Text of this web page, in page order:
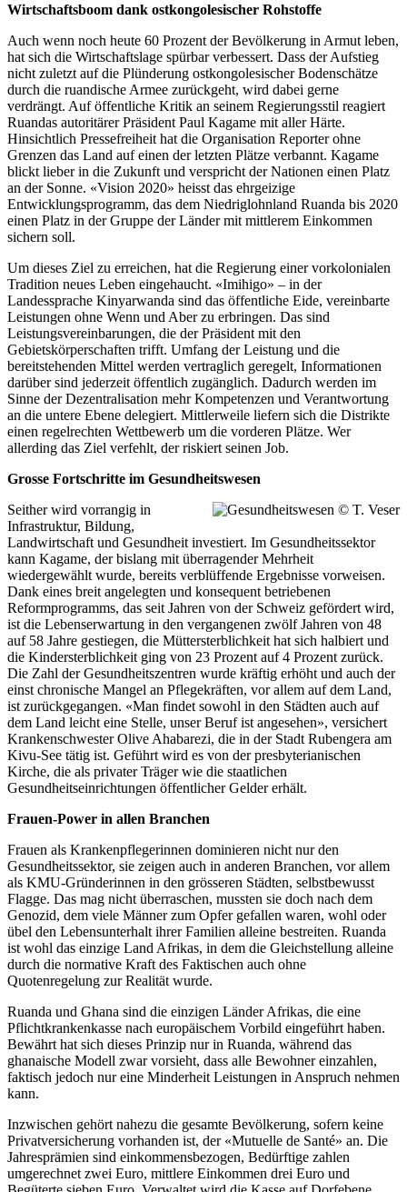
Wirtschaftsboom dank ostkongolesischer Rohstoffe
Auch wenn noch heute 60 Prozent der Bevölkerung in Armut leben,
hat sich die Wirtschaftslage spürbar verbessert. Dass der Aufstieg
nicht zuletzt auf die Plünderung ostkongolesischer Bodenschätze
durch die ruandische Armee zurückgeht, wird dabei gerne
verdrängt. Auf öffentliche Kritik an seinem Regierungsstil reagiert
Ruandas autoritärer Präsident Paul Kagame mit aller Härte.
Hinsichtlich Pressefreiheit hat die Organisation Reporter ohne
Grenzen das Land auf einen der letzten Plätze verbannt. Kagame
blickt lieber in die Zukunft und verspricht der Nationen einen Platz
an der Sonne. «Vision 2020» heisst das ehrgeizige
Entwicklungsprogramm, das dem Niedriglohnland Ruanda bis 2020
einen Platz in der Gruppe der Länder mit mittlerem Einkommen
sichern soll.
Um dieses Ziel zu erreichen, hat die Regierung einer vorkolonialen
Tradition neues Leben eingehaucht. «Imihigo» – in der
Landessprache Kinyarwanda sind das öffentliche Eide, vereinbarte
Leistungen ohne Wenn und Aber zu erbringen. Das sind
Leistungsvereinbarungen, die der Präsident mit den
Gebietskörperschaften trifft. Umfang der Leistung und die
bereitstehenden Mittel werden vertraglich geregelt, Informationen
darüber sind jederzeit öffentlich zugänglich. Dadurch werden im
Sinne der Dezentralisation mehr Kompetenzen und Verantwortung
an die untere Ebene delegiert. Mittlerweile liefern sich die Distrikte
einen regelrechten Wettbewerb um die vorderen Plätze. Wer
allerding das Ziel verfehlt, der riskiert seinen Job.
Grosse Fortschritte im Gesundheitswesen
Seither wird vorrangig in
Infrastruktur, Bildung,
Landwirtschaft und Gesundheit investiert. Im Gesundheitssektor
kann Kagame, der bislang mit überragender Mehrheit
wiedergewählt wurde, bereits verblüffende Ergebnisse vorweisen.
Dank eines breit angelegten und konsequent betriebenen
Reformprogramms, das seit Jahren von der Schweiz gefördert wird,
ist die Lebenserwartung in den vergangenen zwölf Jahren von 48
auf 58 Jahre gestiegen, die Müttersterblichkeit hat sich halbiert und
die Kindersterblichkeit ging von 23 Prozent auf 4 Prozent zurück.
Die Zahl der Gesundheitszentren wurde kräftig erhöht und auch der
einst chronische Mangel an Pflegekräften, vor allem auf dem Land,
ist zurückgegangen. «Man findet sowohl in den Städten auch auf
dem Land leicht eine Stelle, unser Beruf ist angesehen», versichert
Krankenschwester Olive Ahabarezi, die in der Stadt Rubengera am
Kivu-See tätig ist. Geführt wird es von der presbyterianischen
Kirche, die als privater Träger wie die staatlichen
Gesundheitseinrichtungen öffentlicher Gelder erhält.
Frauen-Power in allen Branchen
Frauen als Krankenpflegerinnen dominieren nicht nur den
Gesundheitssektor, sie zeigen auch in anderen Branchen, vor allem
als KMU-Gründerinnen in den grösseren Städten, selbstbewusst
Flagge. Das mag nicht überraschen, mussten sie doch nach dem
Genozid, dem viele Männer zum Opfer gefallen waren, wohl oder
übel den Lebensunterhalt ihrer Familien alleine bestreiten. Ruanda
ist wohl das einzige Land Afrikas, in dem die Gleichstellung alleine
durch die normative Kraft des Faktischen auch ohne
Quotenregelung zur Realität wurde.
Ruanda und Ghana sind die einzigen Länder Afrikas, die eine
Pflichtkrankenkasse nach europäischem Vorbild eingeführt haben.
Bewährt hat sich dieses Prinzip nur in Ruanda, während das
ghanaische Modell zwar vorsieht, dass alle Bewohner einzahlen,
faktisch jedoch nur eine Minderheit Leistungen in Anspruch nehmen
kann.
Inzwischen gehört nahezu die gesamte Bevölkerung, sofern keine
Privatversicherung vorhanden ist, der «Mutuelle de Santé» an. Die
Jahresprämien sind einkommensbezogen, Bedürftige zahlen
umgerechnet zwei Euro, mittlere Einkommen drei Euro und